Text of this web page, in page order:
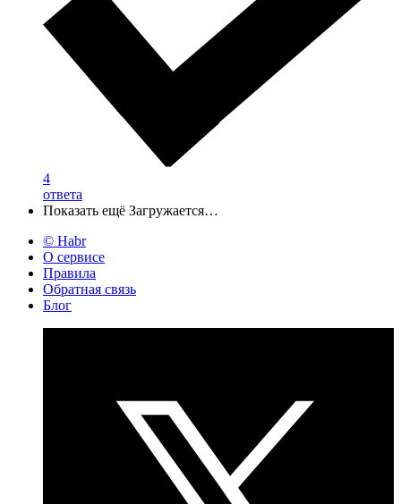
4
ответа
Показать ещё Загружается…
© Habr
О сервисе
Правила
Обратная связь
Блог